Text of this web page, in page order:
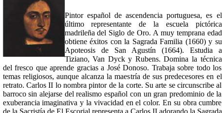
Pintor español de ascendencia portuguesa, es el
último representante de la escuela pictórica
madrileña del Siglo de Oro. A muy temprana edad
obtiene éxitos con la Sagrada Familia (1660) y su
Apoteosis de San Agustín (1664). Estudia a
Tiziano, Van Dyck y Rubens. Domina la técnica
del fresco que aprende gracias a José Donoso. Trabaja sobre todo los
temas religiosos, aunque alcanza la maestría de sus predecesores en el
retrato. Carlos II lo nombra pintor de la corte. Su arte se circunscribe al
barroco sin alejarse del realismo español con un gran predominio de la
exuberancia imaginativa y la vivacidad en el color. En su obra cumbre
de la Sacristía de El Escorial representa a Carlos II adorando la Sagrada